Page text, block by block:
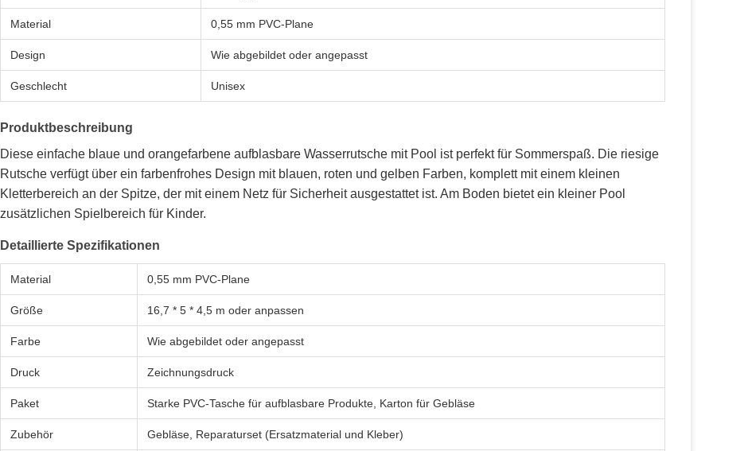
Material 0,55 mm PVC-Plane
Design Wie abgebildet oder angepasst
Geschlecht Unisex
Produktbeschreibung
Diese einfache blaue und orangefarbene aufblasbare Wasserrutsche mit Pool ist perfekt für Sommerspaß. Die riesige
Rutsche verfügt über ein farbenfrohes Design mit blauen, roten und gelben Farben, komplett mit einem kleinen
Kletterbereich an der Spitze, der mit einem Netz für Sicherheit ausgestattet ist. Am Boden bietet ein kleiner Pool
zusätzlichen Spielbereich für Kinder.
Detaillierte Spezifikationen
Material 0,55 mm PVC-Plane
Größe 16,7 * 5 * 4,5 m oder anpassen
Farbe Wie abgebildet oder angepasst
Druck Zeichnungsdruck
Paket Starke PVC-Tasche für aufblasbare Produkte, Karton für Gebläse
Zubehör Gebläse, Reparaturset (Ersatzmaterial und Kleber)